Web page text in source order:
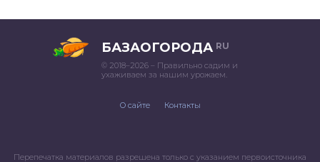
БАЗАОГОРОДА RU
© 2018–2026 – Правильно садим и
ухаживаем за нашим урожаем.
О сайте Контакты
Перепечатка материалов разрешена только с указанием первоисточника